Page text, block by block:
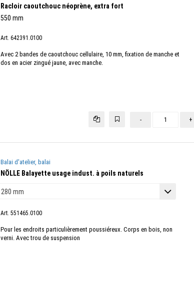
Racloir caoutchouc néoprène, extra fort
550 mm
Art. 642391.0100
Avec 2 bandes de caoutchouc cellulaire, 10 mm, fixation de manche et
dos en acier zingué jaune, avec manche.
- +
Balai d'atelier, balai
NÖLLE Balayette usage indust. à poils naturels
Art. 551465.0100
Pour les endroits particulièrement poussiéreux. Corps en bois, non
verni. Avec trou de suspension